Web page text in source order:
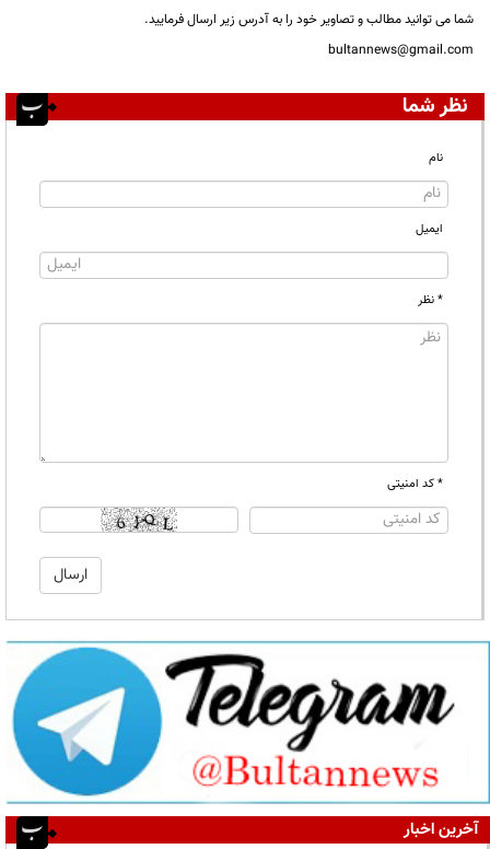
شما می توانید مطالب و تصاویر خود را به آدرس زیر ارسال فرمایید.
bultannews@gmail.com
نظر شما
نام
ایمیل
* نظر
* کد امنیتی
آخرین اخبار